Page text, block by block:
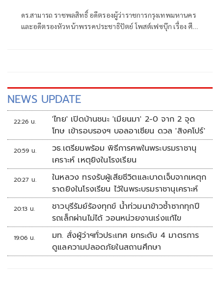
ดร.สามารถ ราชพลสิทธิ์ อดีตรองผู้ว่าราชการกรุงเทพมหานคร
และอดีตรองหัวหน้าพรรคประชาธิปัตย์ โพสต์เฟซบุ๊ก เรื่อง ศึก
NEWS UPDATE
22:26 น.
'ไทย' เปิดบ้านชนะ 'เมียนมา' 2-0 จาก 2 จุด
โทษ เข้ารอบรองฯ บอลอาเซียน ดวล 'สิงคโปร์'
20:59 น.
วธ.เตรียมพร้อม พิธีการศพในพระบรมราชานุ
เคราะห์ เหตุยิงในโรงเรียน
20:27 น.
ในหลวง ทรงรับผู้เสียชีวิตและบาดเจ็บจากเหตุก
ราดยิงในโรงเรียน ไว้ในพระบรมราชานุเคราะห์
20:13 น.
ชาวบุรีรัมย์ร้องทุกข์ น้ำท่วมนาข้าวซ้ำซากทุกปี
รถเล็กผ่านไม่ได้ วอนหน่วยงานเร่งแก้ไข
19:06 น.
มท. สั่งผู้ว่าฯทั่วประเทศ ยกระดับ 4 มาตรการ
ดูแลความปลอดภัยในสถานศึกษา